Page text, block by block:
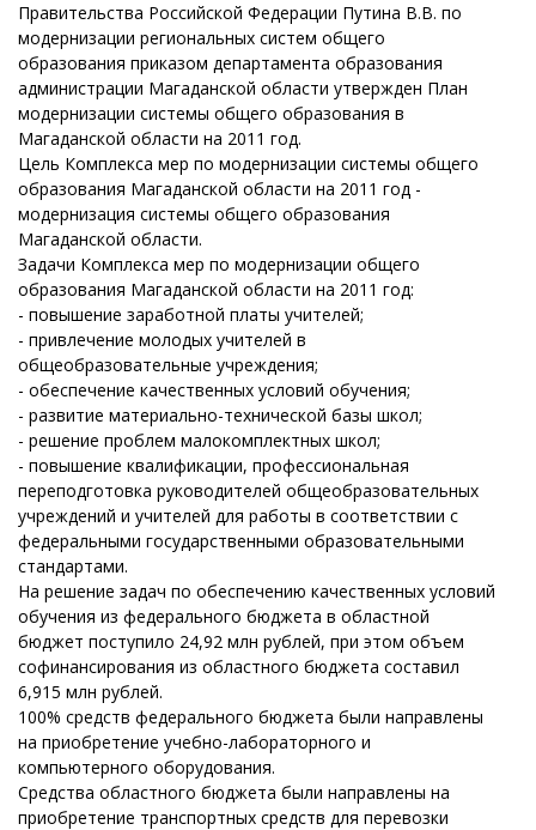
Правительства Российской Федерации Путина В.В. по
модернизации региональных систем общего
образования приказом департамента образования
администрации Магаданской области утвержден План
модернизации системы общего образования в
Магаданской области на 2011 год.
Цель Комплекса мер по модернизации системы общего
образования Магаданской области на 2011 год -
модернизация системы общего образования
Магаданской области.
Задачи Комплекса мер по модернизации общего
образования Магаданской области на 2011 год:
- повышение заработной платы учителей;
- привлечение молодых учителей в
общеобразовательные учреждения;
- обеспечение качественных условий обучения;
- развитие материально-технической базы школ;
- решение проблем малокомплектных школ;
- повышение квалификации, профессиональная
переподготовка руководителей общеобразовательных
учреждений и учителей для работы в соответствии с
федеральными государственными образовательными
стандартами.
На решение задач по обеспечению качественных условий
обучения из федерального бюджета в областной
бюджет поступило 24,92 млн рублей, при этом объем
софинансирования из областного бюджета составил
6,915 млн рублей.
100% средств федерального бюджета были направлены
на приобретение учебно-лабораторного и
компьютерного оборудования.
Средства областного бюджета были направлены на
приобретение транспортных средств для перевозки